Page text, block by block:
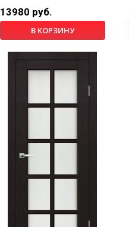
13980 руб.
В КОРЗИНУ